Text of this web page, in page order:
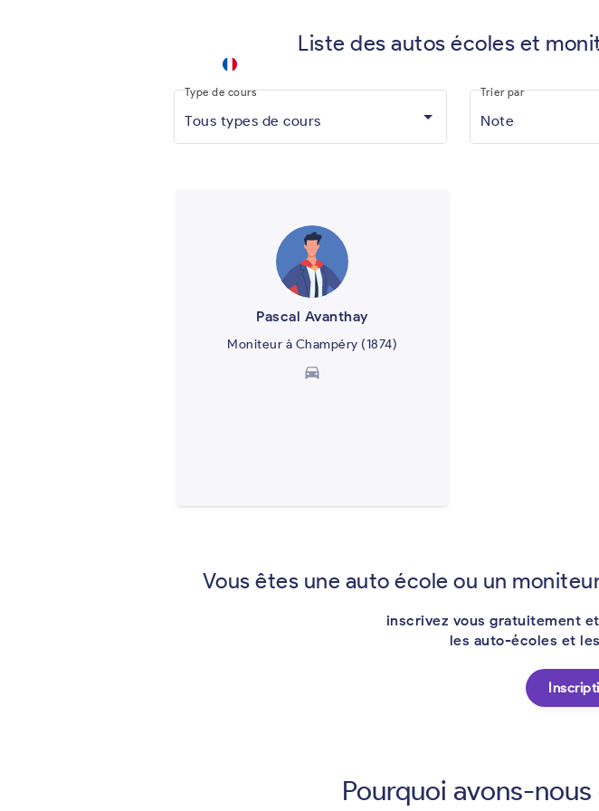
Liste des autos écoles et
Tous types de cours
Type de cours
Note
Trier par
Pascal Avanthay
Moniteur à Champéry (1874)
directions_car
Vous êtes une auto école ou un
inscrivez vous gratuitement
les auto-écoles et
Pourquoi avons-